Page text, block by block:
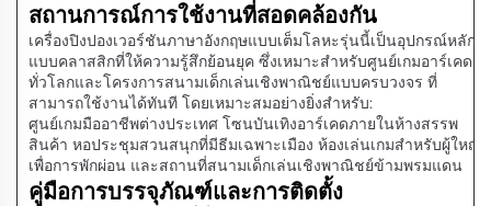
สถานการณ์การใช้งานที่สอดคล้องกัน
เครื่องปิงปองเวอร์ชันภาษาอังกฤษแบบเต็มโลหะรุ่นนี้เป็นอุปกรณ์หลัก
แบบคลาสสิกที่ให้ความรู้สึกย้อนยุค ซึ่งเหมาะสำหรับศูนย์เกมอาร์เคด
ทั่วโลกและโครงการสนามเด็กเล่นเชิงพาณิชย์แบบครบวงจร ที่
สามารถใช้งานได้ทันที โดยเหมาะสมอย่างยิ่งสำหรับ:
ศูนย์เกมมืออาชีพต่างประเทศ โซนบันเทิงอาร์เคดภายในห้างสรรพ
สินค้า หอประชุมสวนสนุกที่มีธีมเฉพาะเมือง ห้องเล่นเกมสำหรับผู้ใหญ่
เพื่อการพักผ่อน และสถานที่สนามเด็กเล่นเชิงพาณิชย์ข้ามพรมแดน
คู่มือการบรรจุภัณฑ์และการติดตั้ง